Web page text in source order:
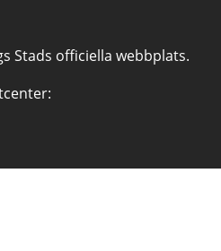
Stads officiella webbplats.